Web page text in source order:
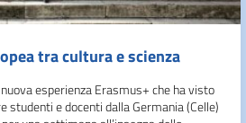
tra cultura e scienza
esperienza Erasmus+ che ha visto
studenti e docenti dalla Germania (Celle)